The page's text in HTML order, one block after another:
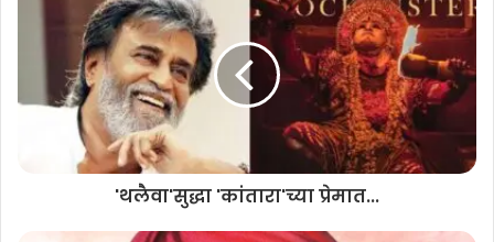
दोन्ही काँग्रेस नेत्यांनी मावळत्या अध्यक्षा सोनिया गांधी यांचे आभार मानले. पक्ष
संघटना बांधणीसाठी त्यांनी नि:स्वार्थपणे काम केले आहे. त्या यापुढेही पक्षाला
मार्गदर्शन करत राहतील, असा विश्वास अमित पाटकर यांनी व्यक्त केला.
आमचे नेते राहुल गांधी भारताला एकसंघ ठेवण्यासाठी कन्याकुमारीपासून काश्मीरपर्यंत
चालत आहेत. ‘आयडिया ऑफ इंडिया’चा संदेश देण्यासाठी ते अथक परिश्रम घेत
आहेत. त्यांची भारत जोडो यात्रा देशात परिवर्तन आणेल, असा दावा युरी आलेमाव
'थलैवा'सुद्धा 'कांतारा'च्या प्रेमात...